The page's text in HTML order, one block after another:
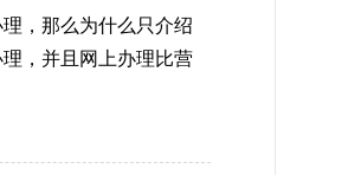
，那么为什么只介绍
，并且网上办理比营